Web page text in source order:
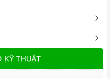
chịu lực, chịu nhiệt
xuất theo công nghệ tiên
KỸ THUẬT